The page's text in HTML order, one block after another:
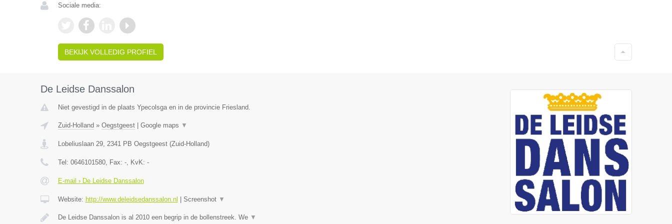
Sociale media:
BEKIJK VOLLEDIG PROFIEL
De Leidse Danssalon
Niet gevestigd in de plaats Ypecolsga en in de provincie Friesland.
Zuid-Holland » Oegstgeest| Google maps ▼
Lobeliuslaan 29, 2341 PB Oegstgeest(Zuid-Holland)
Tel: 0646101580, Fax: -, KvK: -
E-mail › De Leidse Danssalon
Website: http://www.deleidsedanssalon.nl Screenshot ▼
De Leidse Danssalon is al 2010 een begrip in de bollenstreek. We ▼